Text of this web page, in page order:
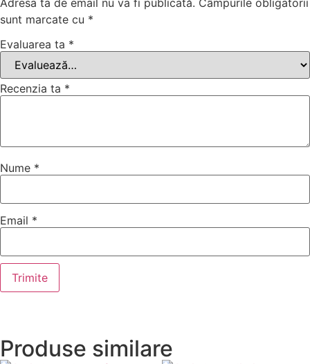
Adresa ta de email nu va fi publicată. Câmpurile obligatorii
sunt marcate cu *
Evaluarea ta *
Recenzia ta *
Nume *
Email *
Produse similare